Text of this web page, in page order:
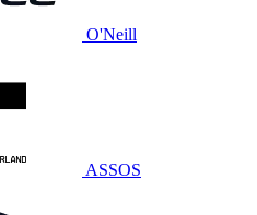
O'Neill
ASSOS